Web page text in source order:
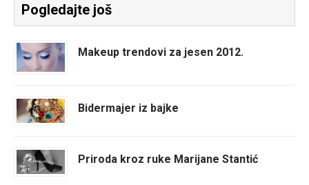
Pogledajte još
Makeup trendovi za jesen 2012.
Bidermajer iz bajke
Priroda kroz ruke Marijane Stantić